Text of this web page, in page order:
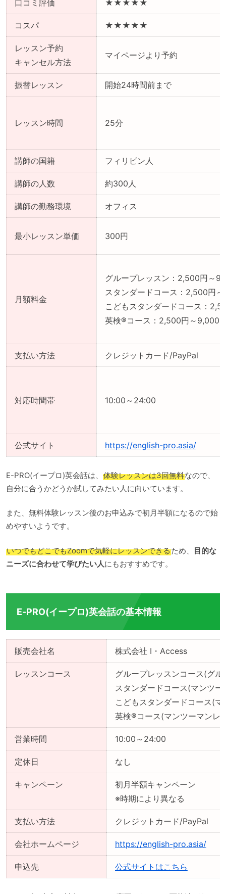
口コミ評価 ★★★★★
コスパ ★★★★★
レッスン予約
キャンセル方法
マイページより予約
振替レッスン 開始24時間前まで
レッスン時間 25分
講師の国籍 フィリピン人
講師の人数 約300人
講師の勤務環境 オフィス
最小レッスン単価 300円
月額料金
グループレッスン：2,500円～
スタンダードコース：2,500円
こどもスタンダードコース：
英検®コース：2,500円～9,000
支払い方法 クレジットカード/PayPal
対応時間帯 10:00～24:00
公式サイト https://english-pro.asia/
E-PRO(イープロ)英会話は、 体験レッスンは3回無料なので、
自分に合うかどうか試してみたい人に向いています。
また、無料体験レッスン後のお申込みで初月半額になるので始
めやすいようです。
いつでもどこでもZoomで気軽にレッスンできるため、
目的な
ニーズに合わせて学びたい人にもおすすめです。
E-PRO(イープロ)英会話の基本情報
販売会社名 株式会社 I・Access
レッスンコース
グループレッスンコース(グル
スタンダードコース(マンツ
こどもスタンダードコース(
英検®コース(マンツーマンレ
営業時間 10:00～24:00
定休日 なし
キャンペーン
初月半額キャンペーン
※時期により異なる
支払い方法 クレジットカード/PayPal
会社ホームページ https://english-pro.asia/
申込先 公式サイトはこちら